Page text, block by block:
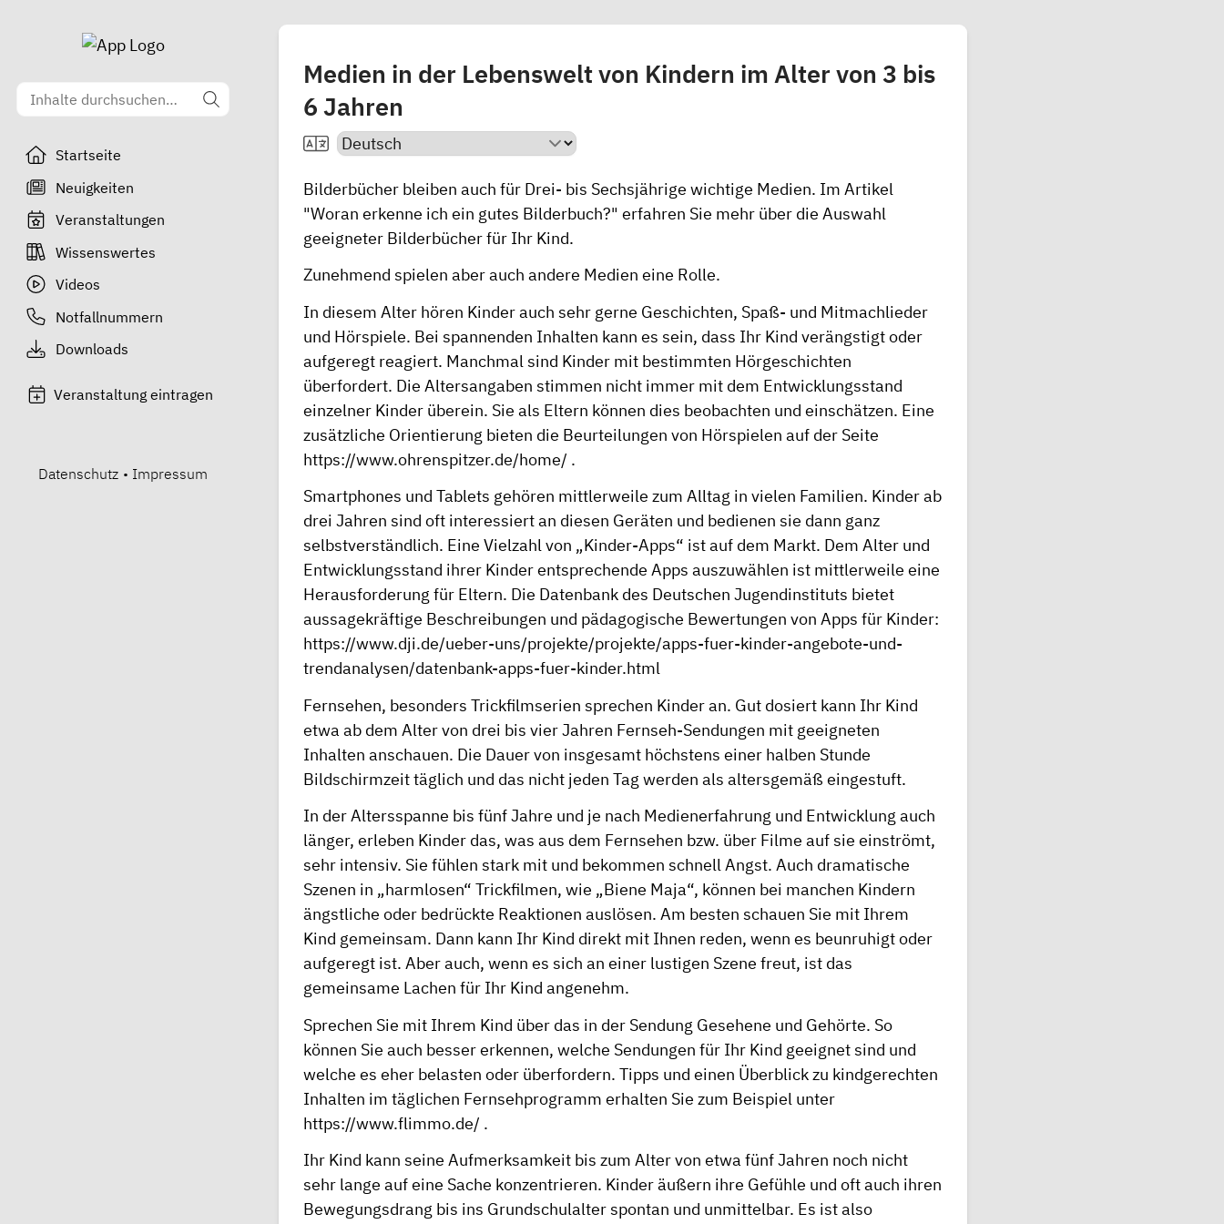
Startseite
Neuigkeiten
Veranstaltungen
Wissenswertes
Videos
Notfallnummern
Downloads
Veranstaltung eintragen
Datenschutz • Impressum
Medien in der Lebenswelt von Kindern im Alter von 3 bis
6 Jahren
Bilderbücher bleiben auch für Drei- bis Sechsjährige wichtige Medien. Im Artikel
"Woran erkenne ich ein gutes Bilderbuch?" erfahren Sie mehr über die Auswahl
geeigneter Bilderbücher für Ihr Kind.
Zunehmend spielen aber auch andere Medien eine Rolle.
In diesem Alter hören Kinder auch sehr gerne Geschichten, Spaß- und Mitmachlieder
und Hörspiele. Bei spannenden Inhalten kann es sein, dass Ihr Kind verängstigt oder
aufgeregt reagiert. Manchmal sind Kinder mit bestimmten Hörgeschichten
überfordert. Die Altersangaben stimmen nicht immer mit dem Entwicklungsstand
einzelner Kinder überein. Sie als Eltern können dies beobachten und einschätzen. Eine
zusätzliche Orientierung bieten die Beurteilungen von Hörspielen auf der Seite
https://www.ohrenspitzer.de/home/ .
Smartphones und Tablets gehören mittlerweile zum Alltag in vielen Familien. Kinder ab
drei Jahren sind oft interessiert an diesen Geräten und bedienen sie dann ganz
selbstverständlich. Eine Vielzahl von „Kinder-Apps“ ist auf dem Markt. Dem Alter und
Entwicklungsstand ihrer Kinder entsprechende Apps auszuwählen ist mittlerweile eine
Herausforderung für Eltern. Die Datenbank des Deutschen Jugendinstituts bietet
aussagekräftige Beschreibungen und pädagogische Bewertungen von Apps für Kinder:
https://www.dji.de/ueber-uns/projekte/projekte/apps-fuer-kinder-angebote-und-
trendanalysen/datenbank-apps-fuer-kinder.html
Fernsehen, besonders Trickfilmserien sprechen Kinder an. Gut dosiert kann Ihr Kind
etwa ab dem Alter von drei bis vier Jahren Fernseh-Sendungen mit geeigneten
Inhalten anschauen. Die Dauer von insgesamt höchstens einer halben Stunde
Bildschirmzeit täglich und das nicht jeden Tag werden als altersgemäß eingestuft.
In der Altersspanne bis fünf Jahre und je nach Medienerfahrung und Entwicklung auch
länger, erleben Kinder das, was aus dem Fernsehen bzw. über Filme auf sie einströmt,
sehr intensiv. Sie fühlen stark mit und bekommen schnell Angst. Auch dramatische
Szenen in „harmlosen“ Trickfilmen, wie „Biene Maja“, können bei manchen Kindern
ängstliche oder bedrückte Reaktionen auslösen. Am besten schauen Sie mit Ihrem
Kind gemeinsam. Dann kann Ihr Kind direkt mit Ihnen reden, wenn es beunruhigt oder
aufgeregt ist. Aber auch, wenn es sich an einer lustigen Szene freut, ist das
gemeinsame Lachen für Ihr Kind angenehm.
Sprechen Sie mit Ihrem Kind über das in der Sendung Gesehene und Gehörte. So
können Sie auch besser erkennen, welche Sendungen für Ihr Kind geeignet sind und
welche es eher belasten oder überfordern. Tipps und einen Überblick zu kindgerechten
Inhalten im täglichen Fernsehprogramm erhalten Sie zum Beispiel unter
https://www.flimmo.de/ .
Ihr Kind kann seine Aufmerksamkeit bis zum Alter von etwa fünf Jahren noch nicht
sehr lange auf eine Sache konzentrieren. Kinder äußern ihre Gefühle und oft auch ihren
Bewegungsdrang bis ins Grundschulalter spontan und unmittelbar. Es ist also